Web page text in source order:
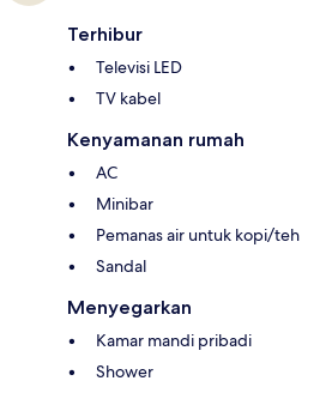
Terhibur
Televisi LED
TV kabel
Kenyamanan rumah
AC
Minibar
Pemanas air untuk kopi/teh
Sandal
Menyegarkan
Kamar mandi pribadi
Shower